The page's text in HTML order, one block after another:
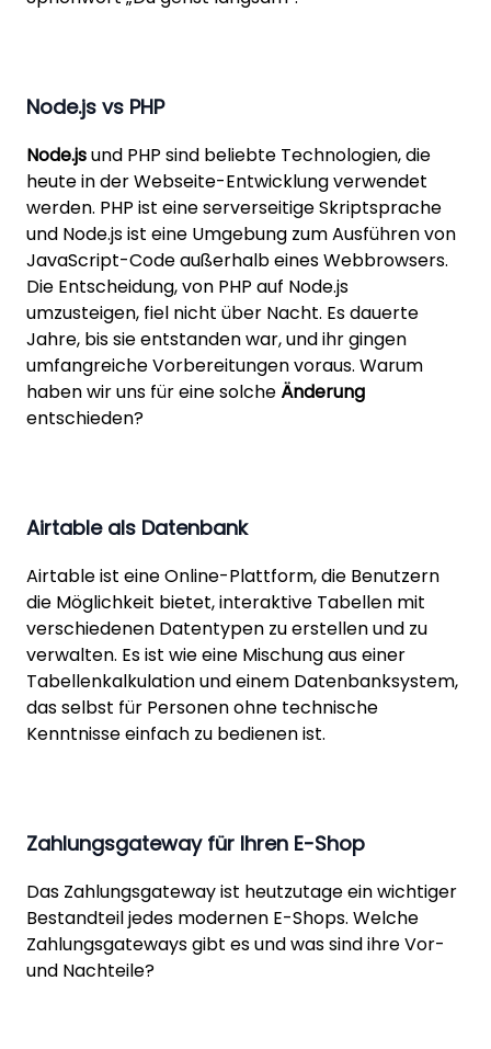
Node.js vs PHP
Node.jsund PHP sind beliebte Technologien, die
heute in der Webseite-Entwicklung verwendet
werden. PHP ist eine serverseitige Skriptsprache
und Node.js ist eine Umgebung zum Ausführen von
JavaScript-Code außerhalb eines Webbrowsers.
Die Entscheidung, von PHP auf Node.js
umzusteigen, fiel nicht über Nacht. Es dauerte
Jahre, bis sie entstanden war, und ihr gingen
umfangreiche Vorbereitungen voraus. Warum
haben wir uns für eine solche Änderung
entschieden?
Airtable als Datenbank
Airtable ist eine Online-Plattform, die Benutzern
die Möglichkeit bietet, interaktive Tabellen mit
verschiedenen Datentypen zu erstellen und zu
verwalten. Es ist wie eine Mischung aus einer
Tabellenkalkulation und einem Datenbanksystem,
das selbst für Personen ohne technische
Kenntnisse einfach zu bedienen ist.
Zahlungsgateway für Ihren E-Shop
Das Zahlungsgateway ist heutzutage ein wichtiger
Bestandteil jedes modernen E-Shops. Welche
Zahlungsgateways gibt es und was sind ihre Vor-
und Nachteile?